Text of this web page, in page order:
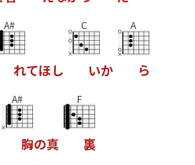
A#
れてほし
C
いか
A
ら
A#
胸の真
F
裏